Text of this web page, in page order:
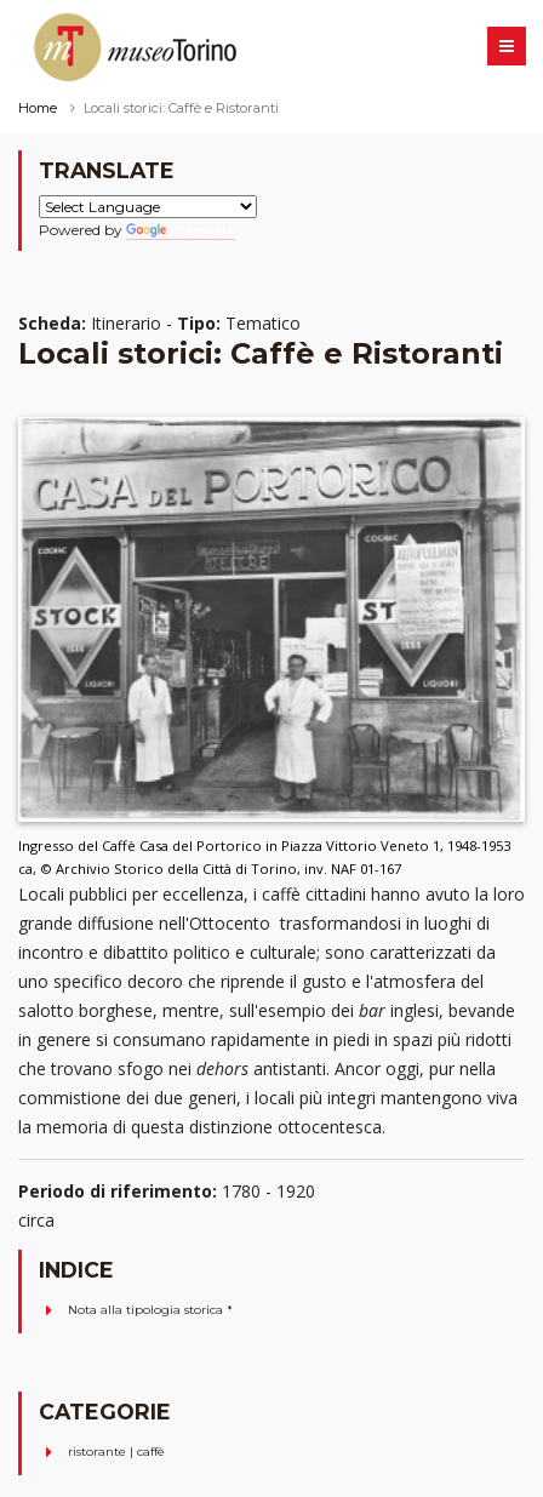
Home Locali storici: Caffè e Ristoranti
TRANSLATE
Powered by
Scheda: Itinerario - Tipo: Tematico
Locali storici: Caffè e Ristoranti
Ingresso del Caffè Casa del Portorico in Piazza Vittorio Veneto 1, 1948-1953
ca, © Archivio Storico della Città di Torino, inv. NAF 01-167
Locali pubblici per eccellenza, i caffè cittadini hanno avuto la loro
grande diffusione nell'Ottocento trasformandosi in luoghi di
incontro e dibattito politico e culturale; sono caratterizzati da
uno specifico decoro che riprende il gusto e l'atmosfera del
salotto borghese, mentre, sull'esempio dei bar inglesi, bevande
in genere si consumano rapidamente in piedi in spazi più ridotti
che trovano sfogo nei dehors antistanti. Ancor oggi, pur nella
commistione dei due generi, i locali più integri mantengono viva
la memoria di questa distinzione ottocentesca.
Periodo di riferimento: 1780 - 1920
circa
INDICE
Nota alla tipologia storica *
CATEGORIE
ristorante | caffè